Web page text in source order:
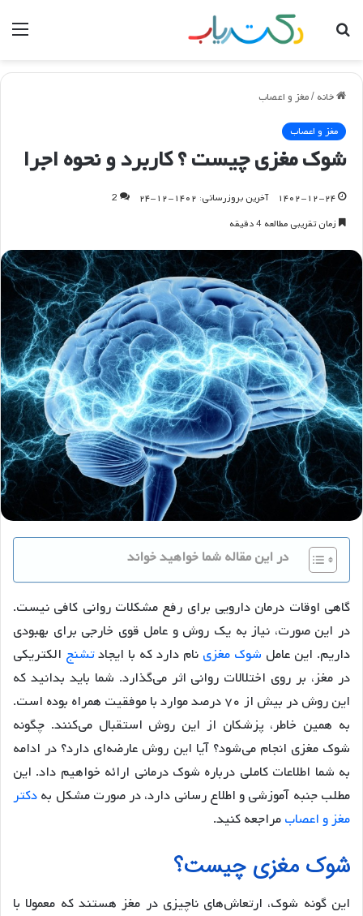
جستجو
خانه /مغز و اعصاب
مغز و اعصاب
شوک مغزی چیست ؟ کاربرد و نحوه اجرا
۱۴۰۲-۱۲-۲۴ آخرین بروزرسانی: ۱۴۰۲-۱۲-۲۴
2
زمان تقریبی مطالعه 4 دقیقه
در این مقاله شما خواهید خواند
گاهی اوقات درمان دارویی برای رفع مشکلات روانی کافی نیست.
در این صورت، نیاز به یک روش و عامل قوی خارجی برای بهبودی
داریم. این عامل شوک مغزی نام دارد که با ایجادتشنج الکتریکی
در مغز، بر روی اختلالات روانی اثر می‌گذارد. شما باید بدانید که
این روش در بیش از ۷۰ درصد موارد با موفقیت همراه بوده است.
به همین خاطر، پزشکان از این روش استقبال می‌کنند. چگونه
شوک مغزی انجام می‌شود؟ آیا این روش عارضه‌ای دارد؟ در ادامه
به شما اطلاعات کاملی درباره شوک درمانی ارائه خواهیم داد. این
مطلب جنبه آموزشی و اطلاع رسانی دارد، در صورت مشکل بهدکتر
مغز و اعصابمراجعه کنید.
شوک مغزی چیست؟
این گونه شوک، ارتعاش‌های ناچیزی در مغز هستند که معمولا با